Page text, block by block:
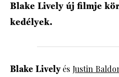
Blake Lively új filmje
kedélyek.
Blake LivelyésJustin